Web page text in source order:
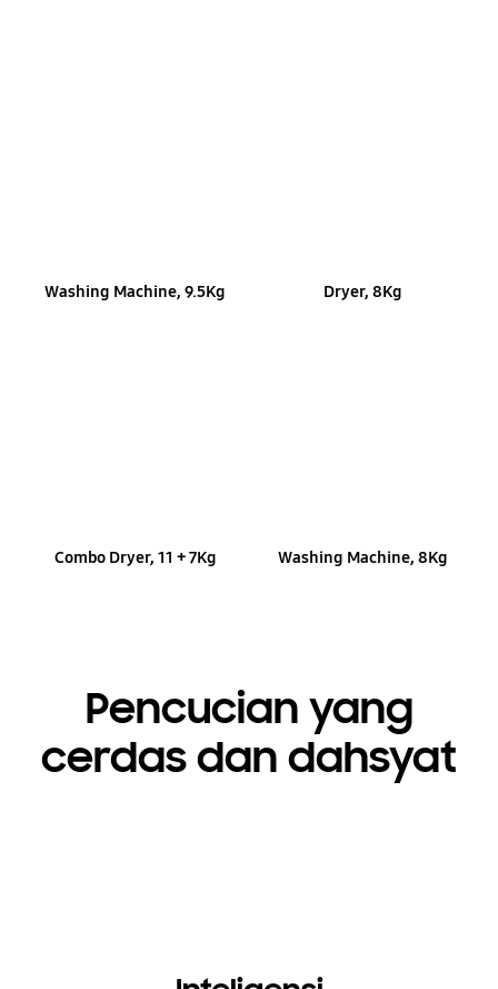
Washing Machine, 9.5Kg Dryer, 8Kg
Combo Dryer, 11 + 7Kg Washing Machine, 8Kg
Pencucian yang
cerdas dan dahsyat